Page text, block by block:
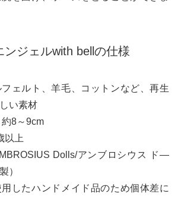
ンジェルwith bellの仕様
ェルト、羊毛、コットンなど、再生
い素材
8～9cm
以上
Dolls/アンブロシウス ド―
）
用したハンドメイド品のため個体差に